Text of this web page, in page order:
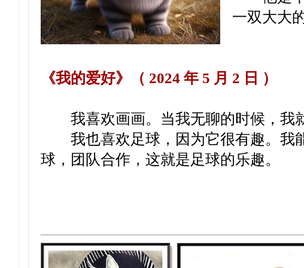
一双大大
《我的爱好》（ 2024 年 5 月 2 日 ）
我喜欢画画。当我无聊的时候，我就
我也喜欢足球，因为它很有趣。我
球，团队合作，这就是足球的乐趣。